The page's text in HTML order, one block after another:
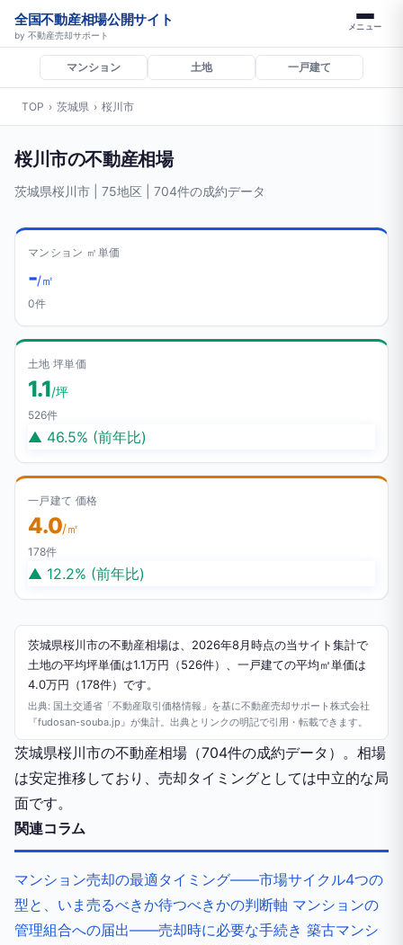
全国不動産相場公開サイト
by 不動産売却サポート
メニュー
マンション 土地 一戸建て
TOP › 茨城県 › 桜川市
桜川市の不動産相場
茨城県桜川市 | 75地区 | 704件の成約データ
マンション ㎡単価
-/㎡
0件
土地 坪単価
1.1/坪
526件
▲ 46.5% (前年比)
一戸建て 価格
4.0/㎡
178件
▲ 12.2% (前年比)
茨城県桜川市の不動産相場は、2026年8月時点の当サイト集計で
土地の平均坪単価は1.1万円（526件）、一戸建ての平均㎡単価は
4.0万円（178件）です。
出典: 国土交通省「不動産取引価格情報」を基に不動産売却サポート株式会社
『fudosan-souba.jp』が集計。出典とリンクの明記で引用・転載できます。
茨城県桜川市の不動産相場（704件の成約データ）。相場
は安定推移しており、売却タイミングとしては中立的な局
面です。
関連コラム
マンション売却の最適タイミング——市場サイクル4つの
型と、いま売るべきか待つべきかの判断軸 マンションの
管理組合への届出——売却時に必要な手続き 築古マンシ